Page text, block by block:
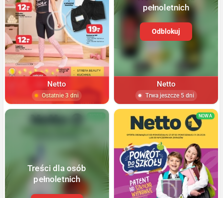
Netto
Ostatnie 3 dni
pełnoletnich
Odblokuj
Netto
Trwa jeszcze 5 dni
Treści dla osób
pełnoletnich
NOWA